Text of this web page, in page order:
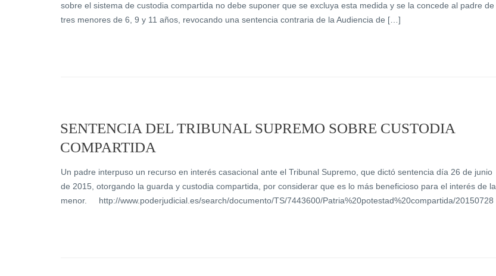
sobre el sistema de custodia compartida no debe suponer que se excluya esta medida y se la concede al padre de
tres menores de 6, 9 y 11 años, revocando una sentencia contraria de la Audiencia de […]
SENTENCIA DEL TRIBUNAL SUPREMO SOBRE CUSTODIA
COMPARTIDA
Un padre interpuso un recurso en interés casacional ante el Tribunal Supremo, que dictó sentencia día 26 de junio
de 2015, otorgando la guarda y custodia compartida, por considerar que es lo más beneficioso para el interés de la
menor. http://www.poderjudicial.es/search/documento/TS/7443600/Patria%20potestad%20compartida/20150728